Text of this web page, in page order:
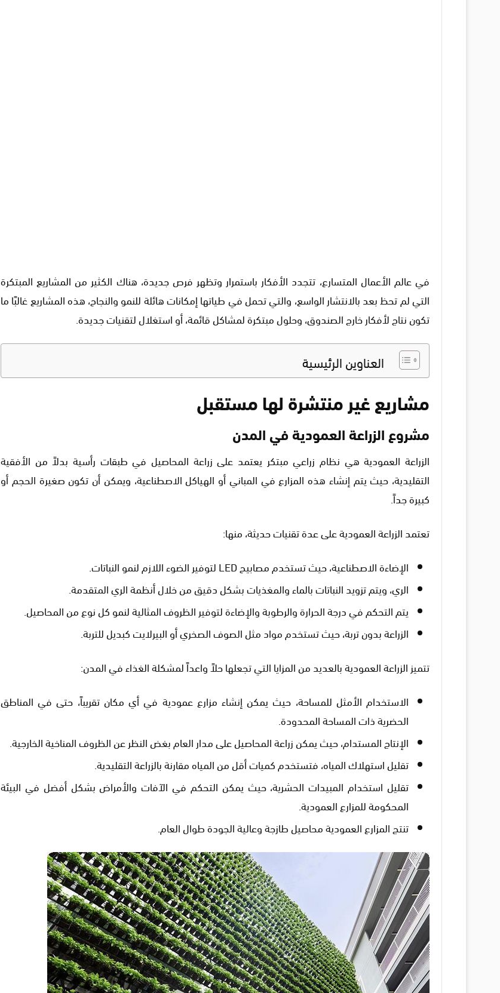
في عالم الأعمال المتسارع، تتجدد الأفكار باستمرار وتظهر فرص جديدة، هناك الكثير من المشاريع المبتكرة
التي لم تحظ بعد بالانتشار الواسع، والتي تحمل في طياتها إمكانات هائلة للنمو والنجاح، هذه المشاريع غالبًا ما
تكون نتاج لأفكار خارج الصندوق، وحلول مبتكرة لمشاكل قائمة، أو استغلال لتقنيات جديدة.
العناوين الرئيسية
مشاريع غير منتشرة لها مستقبل
مشروع الزراعة العمودية في المدن
الزراعة العمودية هي نظام زراعي مبتكر يعتمد على زراعة المحاصيل في طبقات رأسية بدلاً من الأفقية
التقليدية، حيث يتم إنشاء هذه المزارع في المباني أو الهياكل الاصطناعية، ويمكن أن تكون صغيرة الحجم أو
كبيرة جداً.
تعتمد الزراعة العمودية على عدة تقنيات حديثة، منها:
الإضاءة الاصطناعية، حيث تستخدم مصابيح LED لتوفير الضوء اللازم لنمو النباتات.
الري، ويتم تزويد النباتات بالماء والمغذيات بشكل دقيق من خلال أنظمة الري المتقدمة.
يتم التحكم في درجة الحرارة والرطوبة والإضاءة لتوفير الظروف المثالية لنمو كل نوع من المحاصيل.
الزراعة بدون تربة، حيث تستخدم مواد مثل الصوف الصخري أو البيرلايت كبديل للتربة.
تتميز الزراعة العمودية بالعديد من المزايا التي تجعلها حلاً واعداً لمشكلة الغذاء في المدن:
الاستخدام الأمثل للمساحة، حيث يمكن إنشاء مزارع عمودية في أي مكان تقريباً، حتى في المناطق
الحضرية ذات المساحة المحدودة.
الإنتاج المستدام، حيث يمكن زراعة المحاصيل على مدار العام بغض النظر عن الظروف المناخية الخارجية.
تقليل استهلاك المياه، فتستخدم كميات أقل من المياه مقارنة بالزراعة التقليدية.
تقليل استخدام المبيدات الحشرية، حيث يمكن التحكم في الآفات والأمراض بشكل أفضل في البيئة
المحكومة للمزارع العمودية.
تنتج المزارع العمودية محاصيل طازجة وعالية الجودة طوال العام.